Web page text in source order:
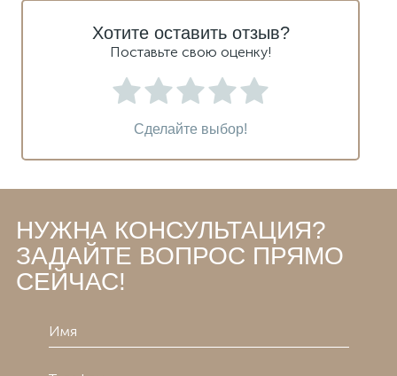
Хотите оставить отзыв?
Поставьте свою оценку!
Сделайте выбор!
НУЖНА КОНСУЛЬТАЦИЯ?
ЗАДАЙТЕ ВОПРОС ПРЯМО
СЕЙЧАС!